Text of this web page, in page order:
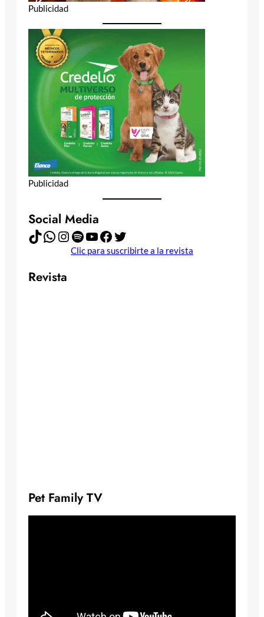
Publicidad
Publicidad
Social Media
TikTok WhatsApp Instagram Spotify YouTube Facebook Twitter
Clic para suscribirte a la revista
Revista
Pet Family TV